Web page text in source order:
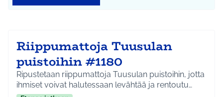
Riippumattoja Tuusulan
puistoihin #1180
Ripustetaan riippumattoja Tuusulan puistoihin, jotta
ihmiset voivat halutessaan levähtää ja rentoutu…